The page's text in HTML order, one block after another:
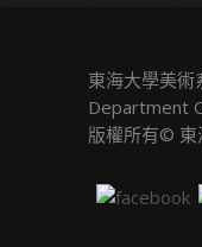
東海大學美
Department
版權所有© 東